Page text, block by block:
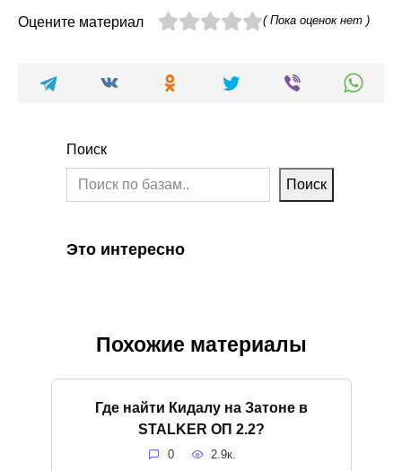
Оцените материал ( Пока оценок нет )
Поиск
Поиск
Это интересно
Похожие материалы
Где найти Кидалу на Затоне в
STALKER ОП 2.2?
0 2.9к.